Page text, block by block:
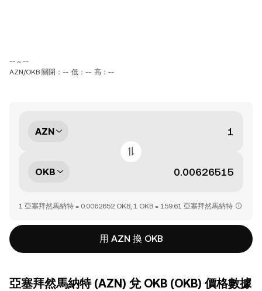
-- ~ --
AZN/OKB 關閉：-- 低：-- 高：--
AZN
OKB
1 亞塞拜然馬納特 = 0.0062652 OKB, 1 OKB = 159.61 亞塞拜然馬納特
用 AZN 換 OKB
亞塞拜然馬納特 (AZN) 兌 OKB (OKB) 價格數據